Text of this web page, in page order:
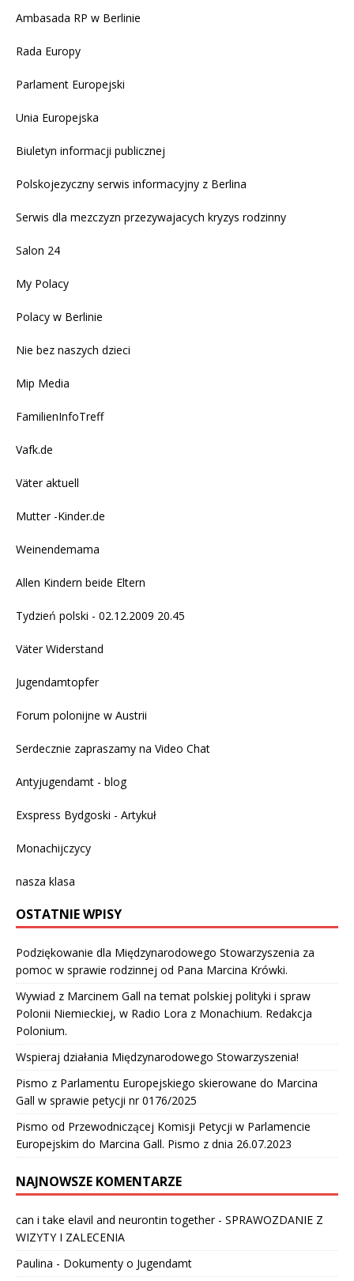
Ambasada RP w Berlinie
Rada Europy
Parlament Europejski
Unia Europejska
Biuletyn informacji publicznej
Polskojezyczny serwis informacyjny z Berlina
Serwis dla mezczyzn przezywajacych kryzys rodzinny
Salon 24
My Polacy
Polacy w Berlinie
Nie bez naszych dzieci
Mip Media
FamilienInfoTreff
Vafk.de
Väter aktuell
Mutter -Kinder.de
Weinendemama
Allen Kindern beide Eltern
Tydzień polski - 02.12.2009 20.45
Väter Widerstand
Jugendamtopfer
Forum polonijne w Austrii
Serdecznie zapraszamy na Video Chat
Antyjugendamt - blog
Exspress Bydgoski - Artykuł
Monachijczycy
nasza klasa
OSTATNIE WPISY
Podziękowanie dla Międzynarodowego Stowarzyszenia za
pomoc w sprawie rodzinnej od Pana Marcina Krówki.
Wywiad z Marcinem Gall na temat polskiej polityki i spraw
Polonii Niemieckiej, w Radio Lora z Monachium. Redakcja
Polonium.
Wspieraj działania Międzynarodowego Stowarzyszenia!
Pismo z Parlamentu Europejskiego skierowane do Marcina
Gall w sprawie petycji nr 0176/2025
Pismo od Przewodniczącej Komisji Petycji w Parlamencie
Europejskim do Marcina Gall. Pismo z dnia 26.07.2023
NAJNOWSZE KOMENTARZE
can i take elavil and neurontin together- SPRAWOZDANIE Z
WIZYTY I ZALECENIA
Paulina - Dokumenty o Jugendamt